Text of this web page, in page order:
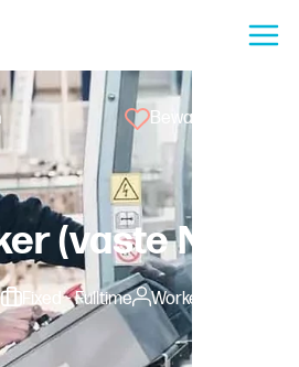
Bewaar vacature
(vaste NM)
Fixed - Fulltime Worker